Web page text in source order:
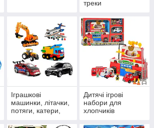
автомати, водна зброя, мечі –
650 моделей.
більше
треки
Іграшкові
машинки, літачки,
потяги, катери,
Дитячі ігрові
набори для
хлопчиків